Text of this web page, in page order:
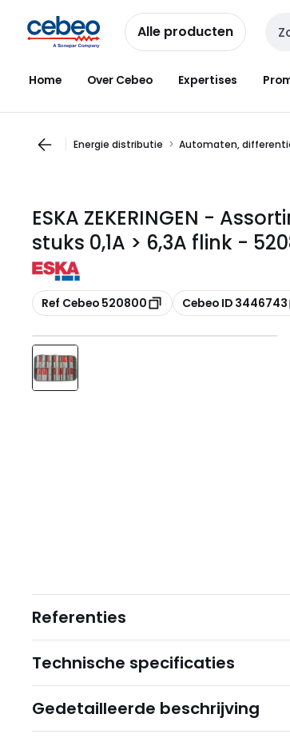
naar
navigatie
naar
inhoud
Alle producten
Home Over Cebeo Expertises
Energie distributie Automaten,
ESKA ZEKERINGEN -
stuks 0,1A > 6,3A flink -
Kopiëren
Ref Cebeo 520800 Kopiëren
Cebeo ID 3446743
Referenties
Technische specificaties
Gedetailleerde beschrijving